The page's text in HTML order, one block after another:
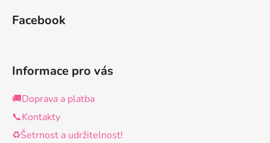
Facebook
Informace pro vás
🚚Doprava a platba
📞Kontakty
♻️Šetrnost a udržitelnost!